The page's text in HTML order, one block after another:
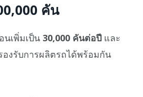
คัน
นเพิ่มเป็น 30,000 คันต่อปี และ
องรับการผลิตรถได้พร้อมกัน